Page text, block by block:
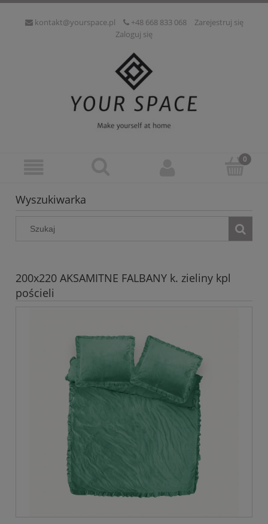
kontakt@yourspace.pl +48 668 833 068
Zarejestruj się
Zaloguj się
Wyszukiwarka
200x220 AKSAMITNE FALBANY k. zieliny kpl
pościeli